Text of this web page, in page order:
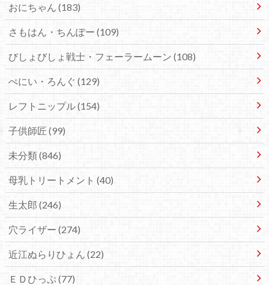
おにちゃん (183)
さもはん・ちんぽー (109)
びしょびしょ戦士・フェーラームーン (108)
ぺにい・ろんぐ (129)
レフトニップル(154)
子供師匠 (99)
未分類(846)
母乳トリートメント (40)
生太郎 (246)
穴ライザー (274)
近江ぬらりひょん (22)
ＥＤひっぷ(77)